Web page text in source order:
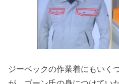
ジーベックの作業着にもいく